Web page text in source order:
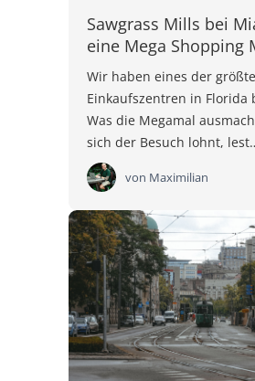
Sawgrass Mills bei
eine Mega Shopping
Wir haben eines der
Einkaufszentren in Florida
Was die Megamal
sich der Besuch lohnt,
von Maximilian